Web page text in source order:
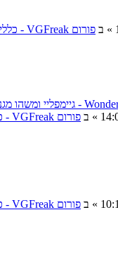
» ב פורום VGFreak - כללי
» ב פורום VGFreak - כללי
» ב פורום VGFreak - כללי